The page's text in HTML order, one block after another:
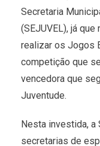
Secretaria
(SEJUVEL), já
realizar os Jogos
competição que
vencedora que
Juventude.
Nesta investida,
secretarias de